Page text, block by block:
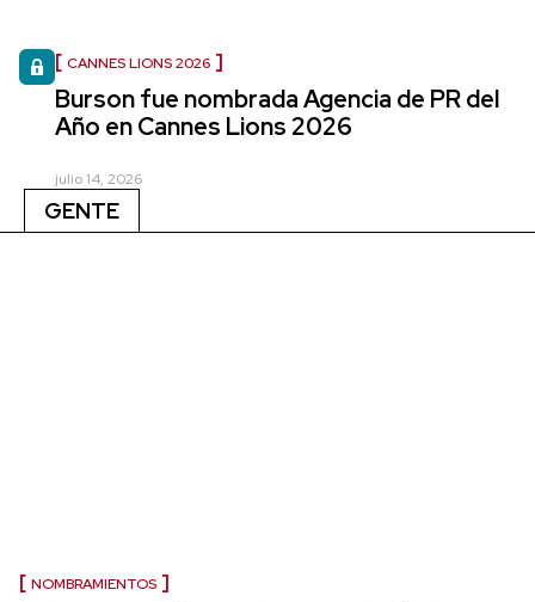
CANNES LIONS 2026
Burson fue nombrada Agencia de PR del
Año en Cannes Lions 2026
julio 14, 2026
GENTE
NOMBRAMIENTOS